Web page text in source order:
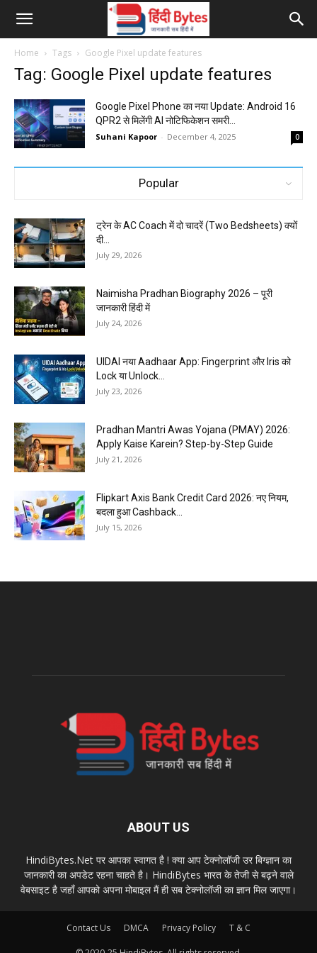
Home Tags Google Pixel update features
Tag: Google Pixel update features
Google Pixel Phone का नया Update: Android 16
QPR2 से मिलेंगी AI नोटिफिकेशन समरी...
Suhani Kapoor - December 4, 2025 0
Popular
ट्रेन के AC Coach में दो चादरें (Two Bedsheets) क्यों
दी...
July 29, 2026
Naimisha Pradhan Biography 2026 – पूरी
जानकारी हिंदी में
July 24, 2026
UIDAI नया Aadhaar App: Fingerprint और Iris को
Lock या Unlock...
July 23, 2026
Pradhan Mantri Awas Yojana (PMAY) 2026:
Apply Kaise Karein? Step-by-Step Guide
July 21, 2026
Flipkart Axis Bank Credit Card 2026: नए नियम,
बदला हुआ Cashback...
July 15, 2026
ABOUT US
HindiBytes.Net पर आपका स्वागत है ! क्या आप टेक्नोलॉजी उर बिग्ज्ञान का
जानकारी का अपडेट रहना चाहते है। HindiBytes भारत के तेजी से बढ़ने वाले
वेबसाइट है जहाँ आपको अपना मोबाइल मैं ही सब टेक्नोलॉजी का ज्ञान मिल जाएगा।
Contact Us DMCA Privacy Policy T & C